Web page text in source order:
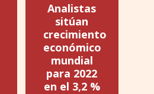
Analistas
sitúan
crecimiento
económico
mundial
para 2022
en el 3,2 %